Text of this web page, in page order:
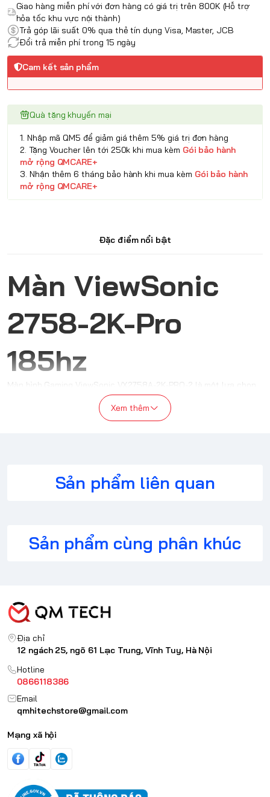
Giao hàng miễn phí với đơn hàng có giá trị trên 800K (Hỗ trợ
hỏa tốc khu vực nội thành)
Trả góp lãi suất 0% qua thẻ tín dụng Visa, Master, JCB
Đổi trả miễn phí trong 15 ngày
Cam kết sản phẩm
Quà tặng khuyến mại
1. Nhập mã QM5 để giảm giá thêm 5% giá trị đơn hàng
2. Tặng Voucher lên tới 250k khi mua kèm Gói bảo hành
mở rộng QMCARE+
3. Nhận thêm 6 tháng bảo hành khi mua kèm Gói bảo hành
mở rộng QMCARE+
Đặc điểm nổi bật
Màn ViewSonic
2758-2K-Pro
185hz
Màn hình Gaming ViewSonic VX2758A-2K-PRO-2 là một lựa chọn
lý tưởng cho các game thủ và người dùng yêu cầu cao về chất
lượng hình ảnh. Với hàng loạt tính năng hiện đại và hiệu suất
vượt trội, màn hình này không chỉ mang đến trải nghiệm gaming
Màn hình phẳng với kích
thước 27 inch - Góc nhìn
rộng và chi tiết sắc nét
ViewSonic VX2758A-2K-PRO-2 sở hữu màn hình phẳng kích thước
Xem thêm
Sản phẩm liên quan
Sản phẩm cùng phân khúc
Địa chỉ
12 ngách 25, ngõ 61 Lạc Trung, Vĩnh Tuy, Hà Nội
Hotline
0866118386
Email
qmhitechstore@gmail.com
Mạng xã hội